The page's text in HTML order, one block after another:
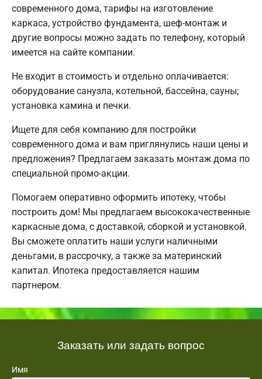
современного дома, тарифы на изготовление
каркаса, устройство фундамента, шеф-монтаж и
другие вопросы можно задать по телефону, который
имеется на сайте компании.
Не входит в стоимость и отдельно оплачивается:
оборудование санузла, котельной, бассейна, сауны;
установка камина и печки.
Ищете для себя компанию для постройки
современного дома и вам приглянулись наши цены и
предложения? Предлагаем заказать монтаж дома по
специальной промо-акции.
Помогаем оперативно оформить ипотеку, чтобы
построить дом! Мы предлагаем высококачественные
каркасные дома, с доставкой, сборкой и установкой.
Вы сможете оплатить наши услуги наличными
деньгами, в рассрочку, а также за материнский
капитал. Ипотека предоставляется нашим
партнером.
Заказать или задать вопрос
Имя